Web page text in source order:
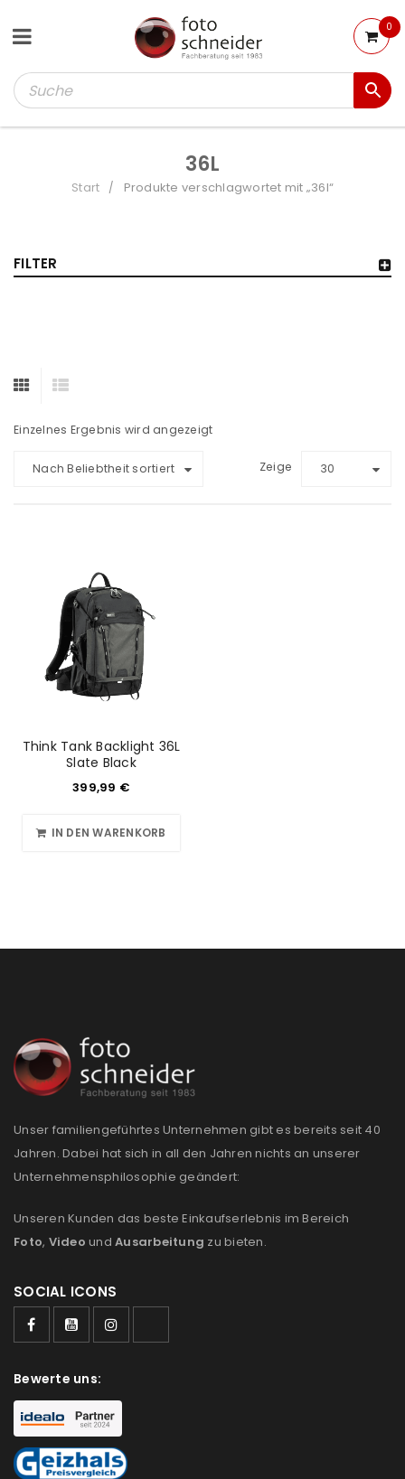
0
36L
Start / Produkte verschlagwortet mit „36l“
FILTER
Einzelnes Ergebnis wird angezeigt
Nach Beliebtheit sortiert Zeige 30
Think Tank Backlight 36L
Slate Black
399,99 €
IN DEN WARENKORB
Unser familiengeführtes Unternehmen gibt es bereits seit 40
Jahren. Dabei hat sich in all den Jahren nichts an unserer
Unternehmensphilosophie geändert:
Unseren Kunden das beste Einkaufserlebnis im Bereich
Foto, Video und Ausarbeitung zu bieten.
SOCIAL ICONS
Bewerte uns: